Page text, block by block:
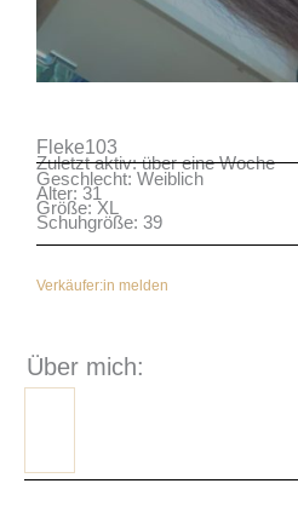
Fleke103
Zuletzt aktiv: über eine Woche
Geschlecht: Weiblich
Alter: 31
Größe: XL
Schuhgröße: 39
Verkäufer:in melden
Über mich: